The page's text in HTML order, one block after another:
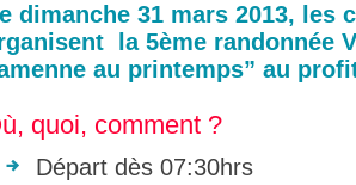
dimanche 31 mars 2013, les
la 5ème randonnée
au printemps” au
quoi, comment ?
Départ dès 07:30hrs